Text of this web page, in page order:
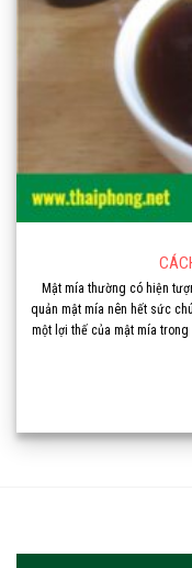
Mật mía thường có hiện
quản mật mía nên hết sức
một lợi thế của mật mía